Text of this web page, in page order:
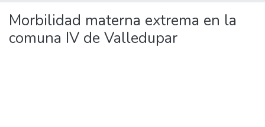
Morbilidad materna extrema en la
comuna IV de Valledupar